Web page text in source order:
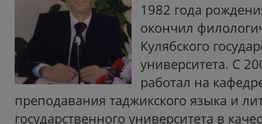
1982 года
окончил
Кулябского
университета. С
работал на
преподавания таджикского языка и
государственного университета в